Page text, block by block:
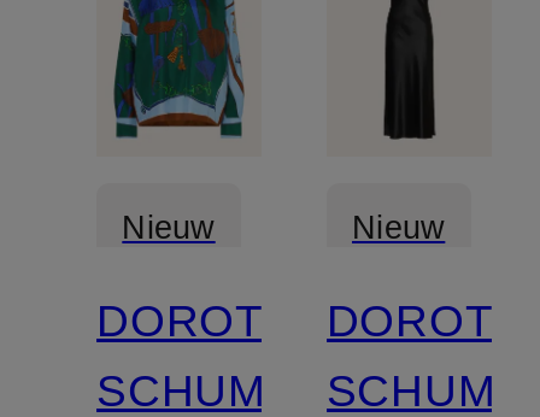
Nieuw
DOROTHEE
SCHUMACHER
Nieuw